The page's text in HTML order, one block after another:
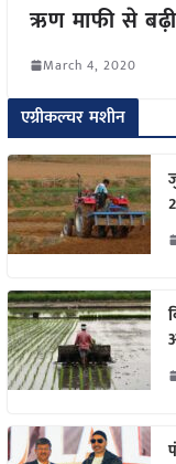
ऋण माफी से बढ़ी
March 4, 2020
एग्रीकल्चर मशीन